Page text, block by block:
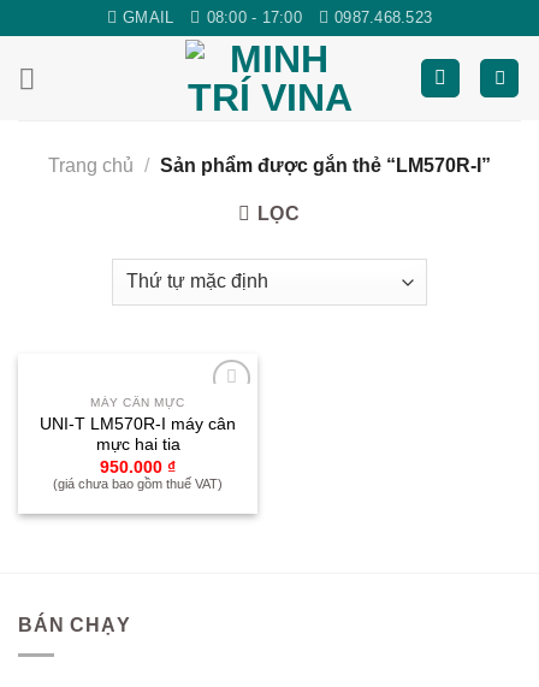
content
GMAIL 08:00 - 17:00 0987.468.523
Trang chủ / Sản phẩm được gắn thẻ “LM570R-I”
LỌC
thích
MÁY CÂN MỰC
UNI-T LM570R-I máy cân
mực hai tia
950.000 ₫
(giá chưa bao gồm thuế VAT)
BÁN CHẠY